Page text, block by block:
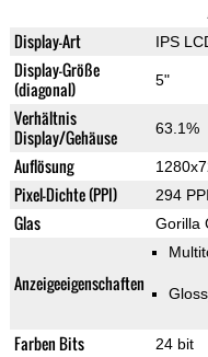
Display-Art IPS
Display-Größe
(diagonal)
5"
Verhältnis
Display/Gehäuse
63.1%
Auflösung
Pixel-Dichte (PPI) 294 PPI
Glas Gorilla
Anzeigeeigenschaften
Farben Bits 24 bit